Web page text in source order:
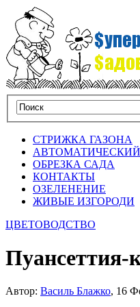
СТРИЖКА ГАЗОНА
ОБРЕЗКА САДА
КОНТАКТЫ
ОЗЕЛЕНЕНИЕ
ЖИВЫЕ ИЗГОРОДИ
ЦВЕТОВОДСТВО
Пуансеттия-
Автор: Василь Блажко, 16